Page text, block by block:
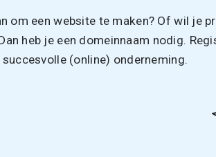
om een website te maken? Of wil je
heb je een domeinnaam nodig.
succesvolle (online) onderneming.